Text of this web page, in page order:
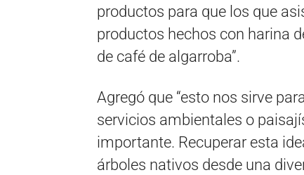
productos para que los que
productos hechos con harina
de café de algarroba”.
Agregó que “esto nos sirve
servicios ambientales o
importante. Recuperar esta
árboles nativos desde una